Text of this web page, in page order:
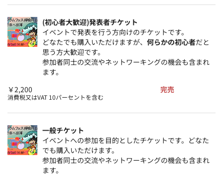
製
品
未
分
ア
イ
テ
ム
(初心者大歓迎)発表者チケット
イベントで発表を行う方向けのチケットです。
どなたでも購入いただけますが、 何らかの初心者だと
思う方大歓迎です。
参加者同士の交流やネットワーキングの機会も含まれ
ます。
￥2,200
消費税又はVAT 10パーセントを含む
完売
一般チケット
イベントへの参加を目的としたチケットです。どなた
でも購入いただけます。
参加者同士の交流やネットワーキングの機会も含まれ
ます。